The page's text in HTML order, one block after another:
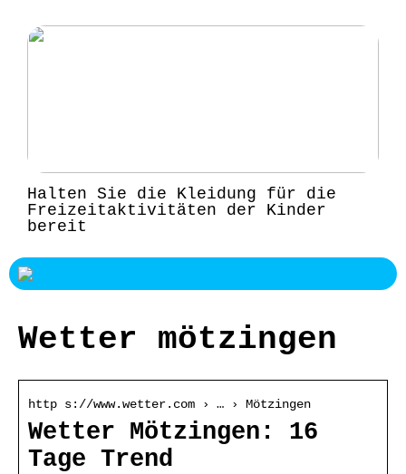
Halten Sie die Kleidung für die
Freizeitaktivitäten der Kinder
bereit
Wetter mötzingen
http s://www.wetter.com › … › Mötzingen
Wetter Mötzingen: 16
Tage Trend